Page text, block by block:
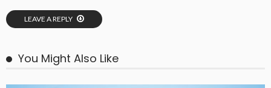
LEAVE A REPLY
You Might Also Like